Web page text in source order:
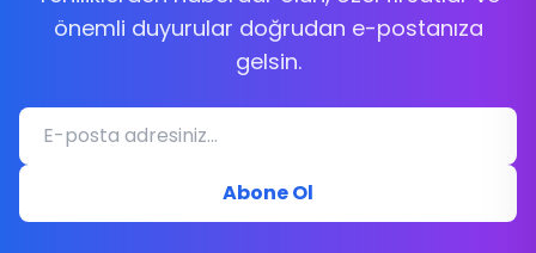
önemli duyurular doğrudan e-postanıza
gelsin.
Abone Ol